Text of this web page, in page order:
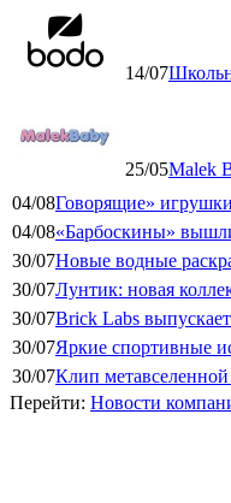
14/07
25/05Malek
04/08Говорящие»
04/08«Барбоскины»
30/07Новые водные
30/07Лунтик: новая
30/07Brick Labs
30/07Яркие спортивные
30/07Клип
Перейти: Новости